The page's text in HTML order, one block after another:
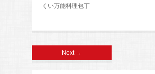
くい万能料理包丁
Next →